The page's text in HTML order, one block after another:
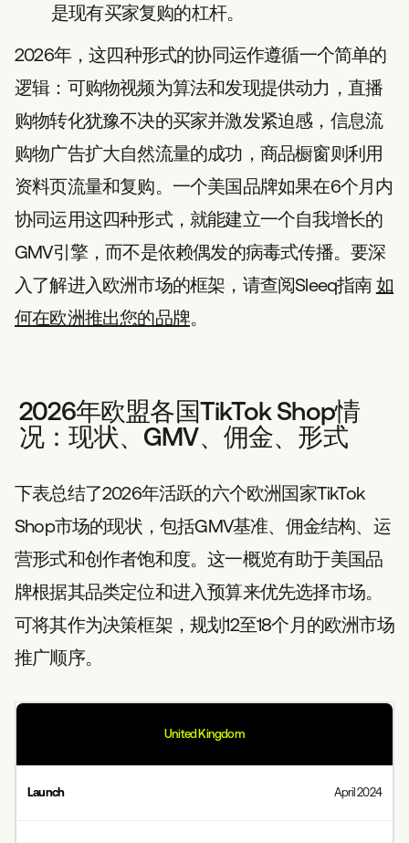
是现有买家复购的杠杆。
2026年，这四种形式的协同运作遵循一个简单的
逻辑：可购物视频为算法和发现提供动力，直播
购物转化犹豫不决的买家并激发紧迫感，信息流
购物广告扩大自然流量的成功，商品橱窗则利用
资料页流量和复购。一个美国品牌如果在6个月内
协同运用这四种形式，就能建立一个自我增长的
GMV引擎，而不是依赖偶发的病毒式传播。要深
入了解进入欧洲市场的框架，请查阅Sleeq指南如
何在欧洲推出您的品牌。
2026年欧盟各国TikTok Shop情
况：现状、GMV、佣金、形式
下表总结了2026年活跃的六个欧洲国家TikTok
Shop市场的现状，包括GMV基准、佣金结构、运
营形式和创作者饱和度。这一概览有助于美国品
牌根据其品类定位和进入预算来优先选择市场。
可将其作为决策框架，规划12至18个月的欧洲市场
推广顺序。
United Kingdom
April 2024